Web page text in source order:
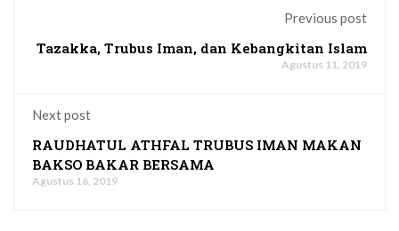
Previous post
Tazakka, Trubus Iman, dan Kebangkitan Islam
Agustus 11, 2019
Next post
RAUDHATUL ATHFAL TRUBUS IMAN MAKAN
BAKSO BAKAR BERSAMA
Agustus 16, 2019